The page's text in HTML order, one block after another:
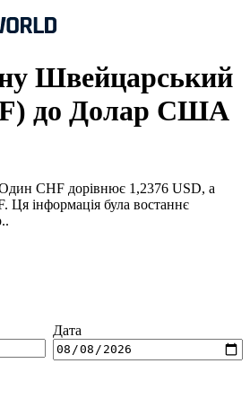
Швейцарський
до Долар США
CHF дорівнює 1,2376 USD, а
інформація була востаннє
Дата